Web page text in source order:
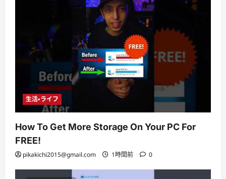
生活・ライフ
How To Get More Storage On Your PC For
FREE!
pikakichi2015@gmail.com 1時間前 0